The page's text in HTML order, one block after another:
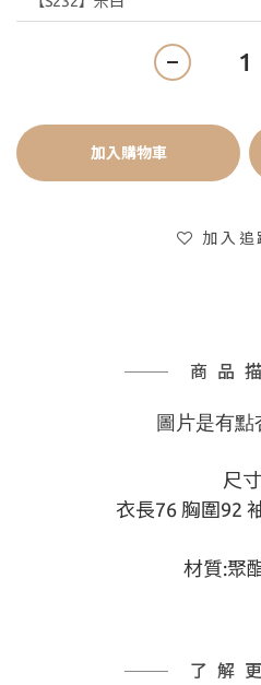
加入購物車
加入追
商品
圖片是有點
尺
衣長76 胸圍92
材質:聚
了解